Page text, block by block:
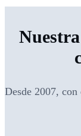
Desde 2007,